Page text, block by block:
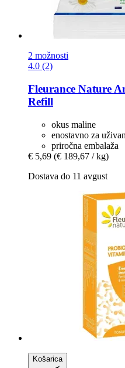
2 možnosti
4.0 (2)
Fleurance Nature
Refill
okus maline
enostavno za
priročna embalaža
€ 5,69 (€ 189,67 / kg)
Dostava do 11 avgust
Košarica